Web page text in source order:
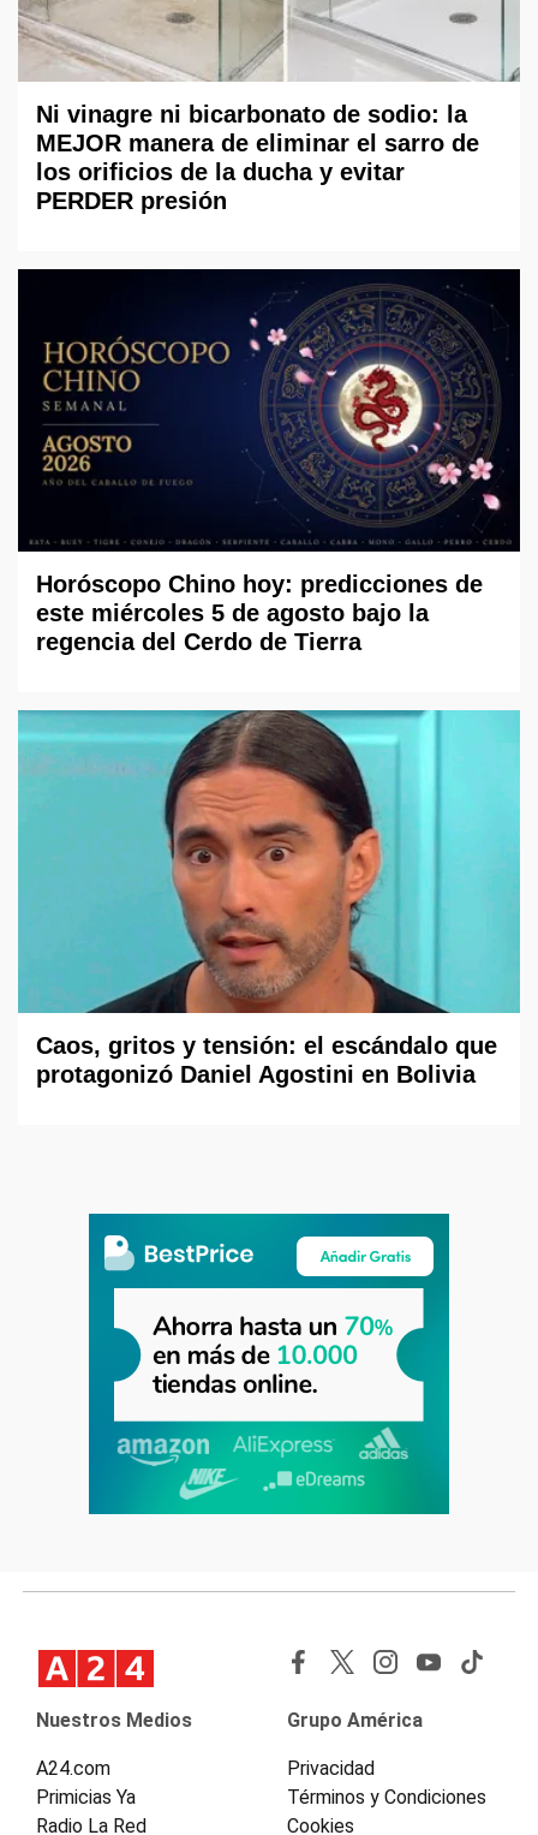
Ni vinagre ni bicarbonato de sodio: la
MEJOR manera de eliminar el sarro de
los orificios de la ducha y evitar
PERDER presión
Horóscopo Chino hoy: predicciones de
este miércoles 5 de agosto bajo la
regencia del Cerdo de Tierra
Caos, gritos y tensión: el escándalo que
protagonizó Daniel Agostini en Bolivia
Nuestros Medios
A24.com
Primicias Ya
Radio La Red
Grupo América
Privacidad
Términos y Condiciones
Cookies